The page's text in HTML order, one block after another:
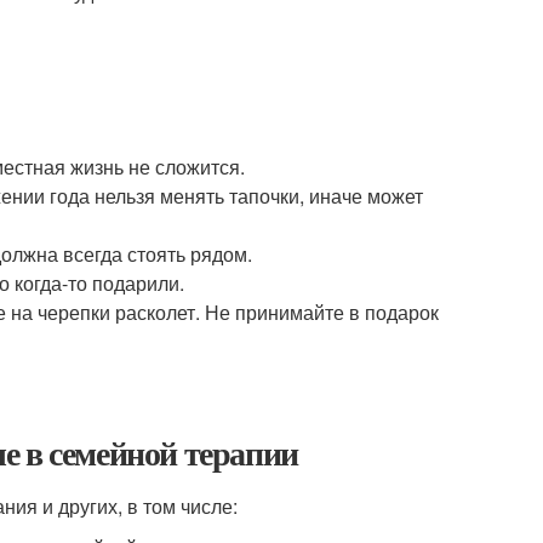
жизнь не сложится.
года нельзя менять тапочки, иначе может
всегда стоять рядом.
когда-то подарили.
на черепки расколет. Не принимайте в подарок
семейной терапии
и других, в том числе: